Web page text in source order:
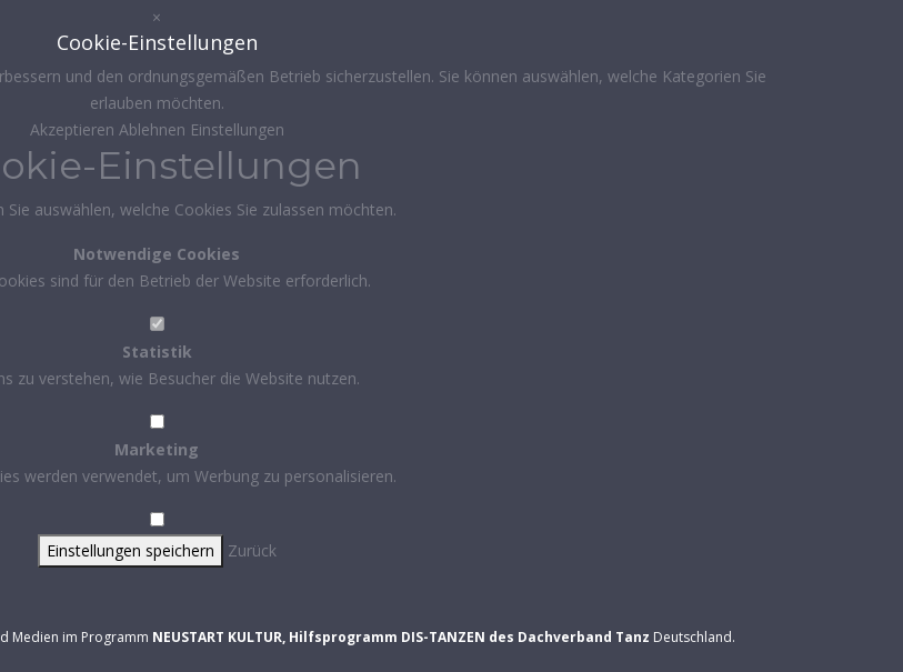
×
Cookie-Einstellungen
und den ordnungsgemäßen Betrieb sicherzustellen. Sie können auswählen, welche Kategorien Sie
erlauben möchten.
Akzeptieren Ablehnen Einstellungen
Einstellungen
Sie auswählen, welche Cookies Sie zulassen möchten.
Notwendige Cookies
sind für den Betrieb der Website erforderlich.
Statistik
zu verstehen, wie Besucher die Website nutzen.
Marketing
werden verwendet, um Werbung zu personalisieren.
Einstellungen speichern Zurück
Medien im Programm NEUSTART KULTUR, Hilfsprogramm DIS-TANZEN des Dachverband Tanz Deutschland.